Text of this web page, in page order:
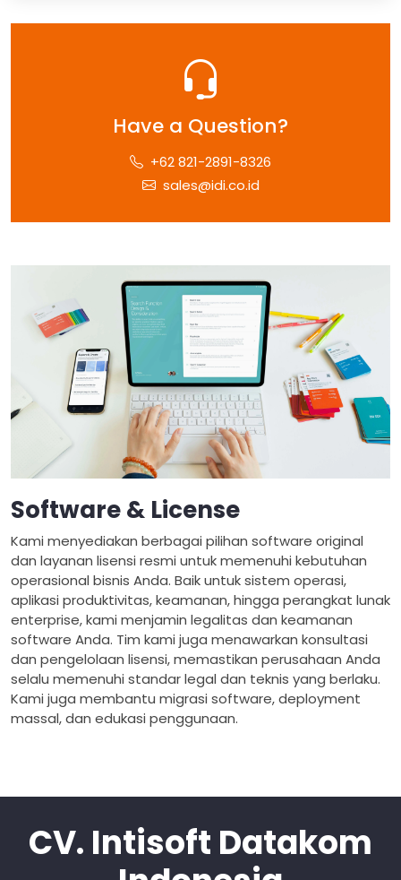
Have a Question?
+62 821-2891-8326
sales@idi.co.id
Software & License
Kami menyediakan berbagai pilihan software original
dan layanan lisensi resmi untuk memenuhi kebutuhan
operasional bisnis Anda. Baik untuk sistem operasi,
aplikasi produktivitas, keamanan, hingga perangkat lunak
enterprise, kami menjamin legalitas dan keamanan
software Anda. Tim kami juga menawarkan konsultasi
dan pengelolaan lisensi, memastikan perusahaan Anda
selalu memenuhi standar legal dan teknis yang berlaku.
Kami juga membantu migrasi software, deployment
massal, dan edukasi penggunaan.
CV. Intisoft Datakom